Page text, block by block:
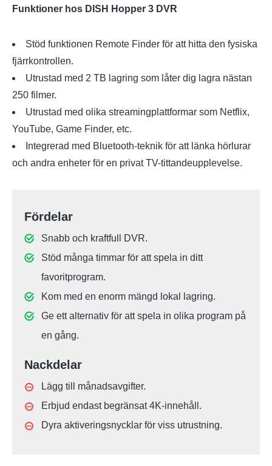
Funktioner hos DISH Hopper 3 DVR
Stöd funktionen Remote Finder för att hitta den fysiska
fjärrkontrollen.
Utrustad med 2 TB lagring som låter dig lagra nästan
250 filmer.
Utrustad med olika streamingplattformar som Netflix,
YouTube, Game Finder, etc.
Integrerad med Bluetooth-teknik för att länka hörlurar
och andra enheter för en privat TV-tittandeupplevelse.
Fördelar
Snabb och kraftfull DVR.
Stöd många timmar för att spela in ditt
favoritprogram.
Kom med en enorm mängd lokal lagring.
Ge ett alternativ för att spela in olika program på
en gång.
Nackdelar
Lägg till månadsavgifter.
Erbjud endast begränsat 4K-innehåll.
Dyra aktiveringsnycklar för viss utrustning.